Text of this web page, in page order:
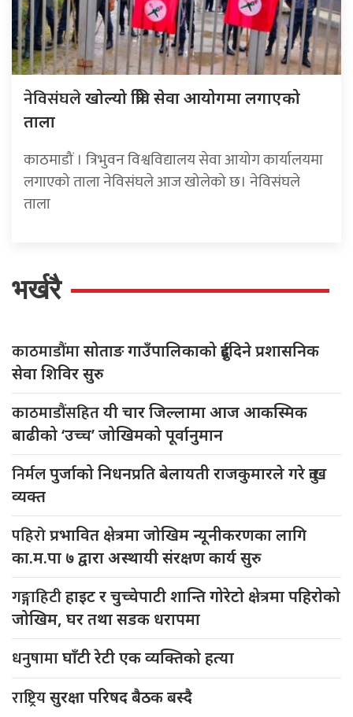
नेविसंघलेखोल्यो त्रिवि सेवा आयोगमा लगाएको
ताला
काठमाडौं । त्रिभुवन विश्वविद्यालय सेवा आयोग कार्यालयमा
लगाएको ताला नेविसंघले आज खोलेको छ। नेविसंघले
ताला
भर्खरै
काठमाडौंमासोताङ गाउँपालिकाको दुईदिने प्रशासनिक
सेवा शिविर सुरु
काठमाडौंसहितयी चार जिल्लामा आज आकस्मिक
बाढीको ‘उच्च’ जोखिमको पूर्वानुमान
निर्मलपुर्जाको निधनप्रति बेलायती राजकुमारले गरे दुःख
व्यक्त
पहिरोप्रभावित क्षेत्रमा जोखिम न्यूनीकरणका लागि
का.म.पा ७ द्वारा अस्थायी संरक्षण कार्य सुरु
गङ्गाहिटीहाइट र चुच्चेपाटी शान्ति गोरेटो क्षेत्रमा पहिरोको
जोखिम, घर तथा सडक धरापमा
धनुषामाघाँटी रेटी एक व्यक्तिको हत्या
राष्ट्रियसुरक्षा परिषद बैठक बस्दै